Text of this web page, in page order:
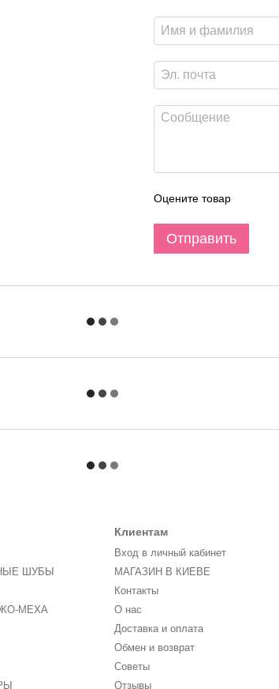
Оцените товар
Отправить
ШУБЫ
МЕХА
Клиентам
Вход в личный кабинет
МАГАЗИН В КИЕВЕ
Контакты
О нас
Доставка и оплата
Обмен и возврат
Советы
Отзывы